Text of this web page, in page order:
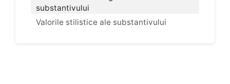
substantivului
Valorile stilistice ale substantivului